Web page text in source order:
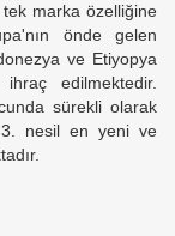
tek marka özelliğine
önde gelen
ve Etiyopya
edilmektedir.
sürekli olarak
3. nesil en yeni ve